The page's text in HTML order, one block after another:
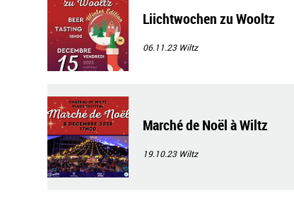
Liichtwochen zu Wooltz
06.11.23 Wiltz
Marché de Noël à Wiltz
19.10.23 Wiltz